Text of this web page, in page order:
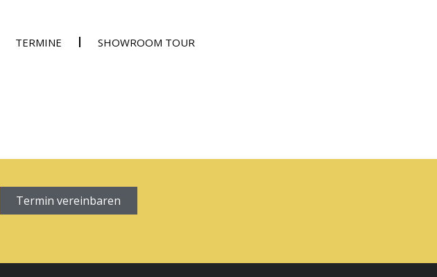
TERMINE SHOWROOM TOUR
Termin vereinbaren